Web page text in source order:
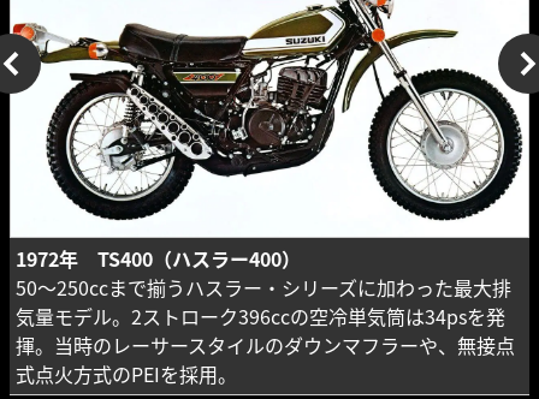
1972年 TS400（ハスラー400）
50～250ccまで揃うハスラー・シリーズに加わった最大排
気量モデル。2ストローク396ccの空冷単気筒は34psを発
揮。当時のレーサースタイルのダウンマフラーや、無接点
式点火方式のPEIを採用。